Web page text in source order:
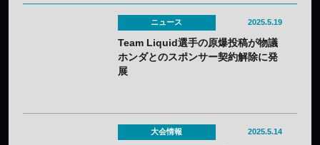
ニュース 2025.5.19
Team Liquid選手の原爆投稿が物議
ホンダとのスポンサー契約解除に発
展
大会情報 2025.5.14